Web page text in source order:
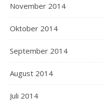
November 2014
Oktober 2014
September 2014
August 2014
Juli 2014